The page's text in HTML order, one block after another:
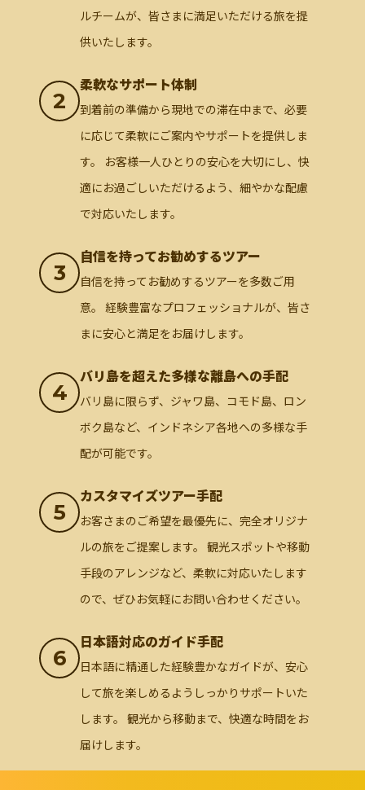
ルチームが、皆さまに満足いただける旅を提
供いたします。
2
柔軟なサポート体制
到着前の準備から現地での滞在中まで、必要
に応じて柔軟にご案内やサポートを提供しま
す。 お客様一人ひとりの安心を大切にし、快
適にお過ごしいただけるよう、細やかな配慮
で対応いたします。
3
自信を持ってお勧めするツアー
自信を持ってお勧めするツアーを多数ご用
意。 経験豊富なプロフェッショナルが、皆さ
まに安心と満足をお届けします。
4
バリ島を超えた多様な離島への手配
バリ島に限らず、ジャワ島、コモド島、ロン
ボク島など、インドネシア各地への多様な手
配が可能です。
5
カスタマイズツアー手配
お客さまのご希望を最優先に、完全オリジナ
ルの旅をご提案します。 観光スポットや移動
手段のアレンジなど、柔軟に対応いたします
ので、ぜひお気軽にお問い合わせください。
6
日本語対応のガイド手配
日本語に精通した経験豊かなガイドが、安心
して旅を楽しめるようしっかりサポートいた
します。 観光から移動まで、快適な時間をお
届けします。